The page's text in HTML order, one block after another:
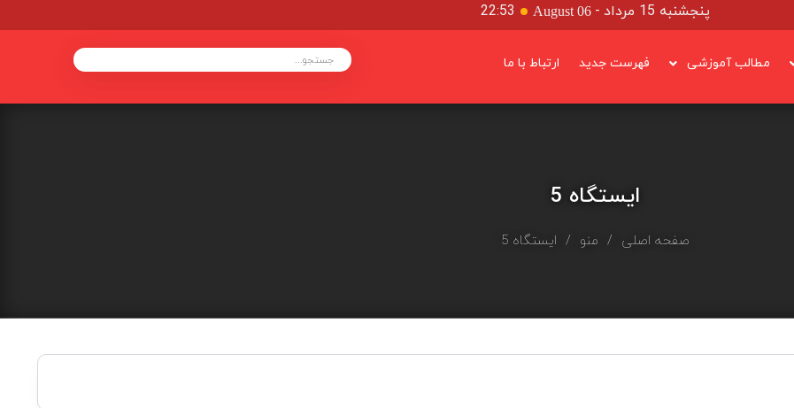
پنجشنبه 15 مرداد -
August 06
22:53
مطالب آموزشی فهرست جدید ارتباط با ما
ایستگاه 5
صفحه اصلی / منو / ایستگاه 5